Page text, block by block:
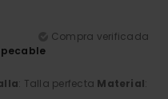
Compra verificada
: Talla perfecta Material: